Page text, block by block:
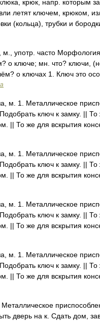
крюк, напр. которым
летят ключем, крюком,
(кольца), трубки и
употр. часто
о ключе; мн. что? ключи,
о ключах 1. Ключ это
1. Металлическое
ключ к замку. ||
|| То же для вскрытия
1. Металлическое
ключ к замку. ||
|| То же для вскрытия
1. Металлическое
ключ к замку. ||
|| То же для вскрытия
1. Металлическое
ключ к замку. ||
|| То же для вскрытия
дверь на к. Сдать дом,